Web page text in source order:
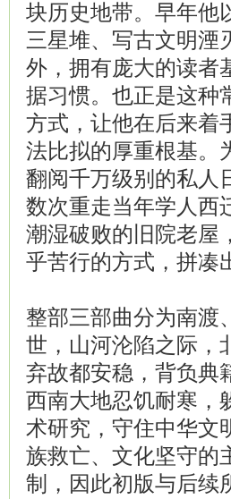
块历史地带。早年他
三星堆、写古文明湮
外，拥有庞大的读者
据习惯。也正是这种
方式，让他在后来着
法比拟的厚重根基。
翻阅千万级别的私人
数次重走当年学人西
潮湿破败的旧院老屋
乎苦行的方式，拼凑
整部三部曲分为南渡
世，山河沦陷之际，
弃故都安稳，背负典
西南大地忍饥耐寒，
术研究，守住中华文
族救亡、文化坚守的
制，因此初版与后续